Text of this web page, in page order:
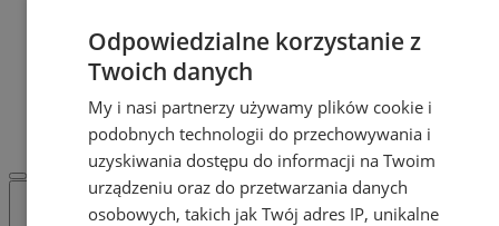
POLECAMY
Protocol IT
Pracuj.pl - praca w Mysłowicach
REKLAMA
WSPÓŁPRACA
Odpowiedzialne korzystanie z
Twoich danych
My i nasi partnerzy używamy plików cookie i
podobnych technologii do przechowywania i
uzyskiwania dostępu do informacji na Twoim
urządzeniu oraz do przetwarzania danych
osobowych, takich jak Twój adres IP, unikalne